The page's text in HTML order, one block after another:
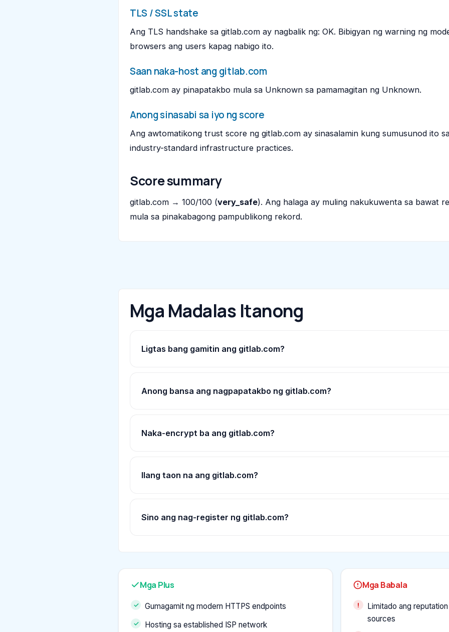
TLS / SSL state
Ang TLS handshake sa gitlab.com ay nagbalik ng: OK. Bibigyan ng warning ng
browsers ang users kapag nabigo ito.
Saan naka-host ang gitlab.com
gitlab.com ay pinapatakbo mula sa Unknown sa pamamagitan ng Unknown.
Anong sinasabi sa iyo ng score
Ang awtomatikong trust score ng gitlab.com ay sinasalamin kung sumusunod ito
industry-standard infrastructure practices.
Score summary
gitlab.com → 100/100 (very_safe). Ang halaga ay muling nakukuwenta sa bawat
mula sa pinakabagong pampublikong rekord.
Mga Madalas Itanong
Ligtas bang gamitin ang gitlab.com?
Anong bansa ang nagpapatakbo ng gitlab.com?
Naka-encrypt ba ang gitlab.com?
Ilang taon na ang gitlab.com?
Sino ang nag-register ng gitlab.com?
Mga Plus
Gumagamit ng modern HTTPS endpoints
Hosting sa established ISP network
Mga Babala
Limitado ang
sources